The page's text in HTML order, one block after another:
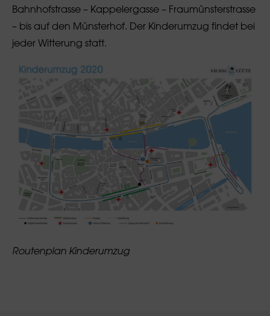
Bahnhofstrasse – Kappelergasse – Fraumünsterstrasse
– bis auf den Münsterhof. Der Kinderumzug findet bei
jeder Witterung statt.
Routenplan Kinderumzug